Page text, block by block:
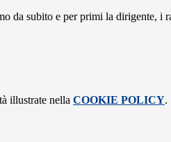
da subito e per primi la dirigente,
illustrate nella COOKIE POLICY.